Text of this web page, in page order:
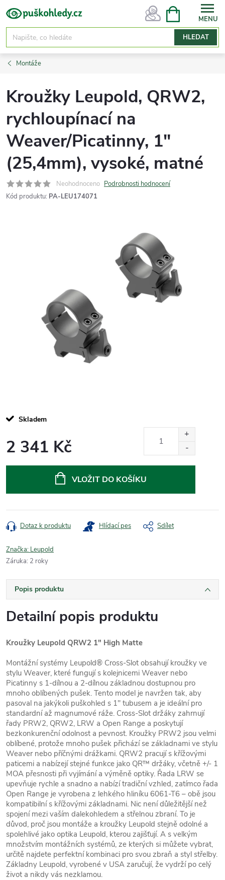
Přejít
na
obsah
HLEDAT
NÁKUPNÍ
Montáže
Kroužky Leupold, QRW2,
rychloupínací na
Weaver/Picatinny, 1"
(25,4mm), vysoké, matné
Neohodnoceno Podrobnosti hodnocení
Kód produktu: PA-LEU174071
Skladem
2 341 Kč
VLOŽIT DO KOŠÍKU
Dotaz k produktu Hlídací pes Sdílet
Značka: Leupold
Záruka: 2 roky
Popis produktu
Detailní popis produktu
Kroužky Leupold QRW2 1" High Matte
Montážní systémy Leupold® Cross-Slot obsahují kroužky ve
stylu Weaver, které fungují s kolejnicemi Weaver nebo
Picatinny s 1-dílnou a 2-dílnou základnou dostupnou pro
mnoho oblíbených pušek. Tento model je navržen tak, aby
pasoval na jakýkoli puškohled s 1" tubusem a je ideální pro
standardní až magnumové ráže. Cross-Slot držáky zahrnují
řady PRW2, QRW2, LRW a Open Range a poskytují
bezkonkurenční odolnost a pevnost. Kroužky PRW2 jsou velmi
oblíbené, protože mnoho pušek přichází se základnami ve stylu
Weaver nebo příčnými drážkami. QRW2 pracují s křížovými
paticemi a nabízejí stejné funkce jako QR™ držáky, včetně +/- 1
MOA přesnosti při vyjímání a výměně optiky. Řada LRW se
upevňuje rychle a snadno a nabízí tradiční vzhled, zatímco řada
Open Range je vyrobena z lehkého hliníku 6061-T6 – obě jsou
kompatibilní s křížovými základnami. Nic není důležitější než
spojení mezi vaším dalekohledem a střelnou zbraní. To je
důvod, proč jsou montáže a kroužky Leupold stejně odolné a
spolehlivé jako optika Leupold, kterou zajišťují. A s velkým
množstvím montážních systémů, ze kterých si můžete vybrat,
určitě najdete perfektní kombinaci pro svou zbraň a styl střelby.
Základny Leupold, vyrobené v USA zaručují, že vydrží po celý
život a nikdy vás nezklamou.